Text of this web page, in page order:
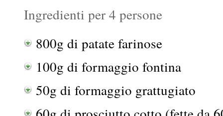
Ingredienti per 4 persone
800g di patate farinose
100g di formaggio fontina
50g di formaggio grattugiato